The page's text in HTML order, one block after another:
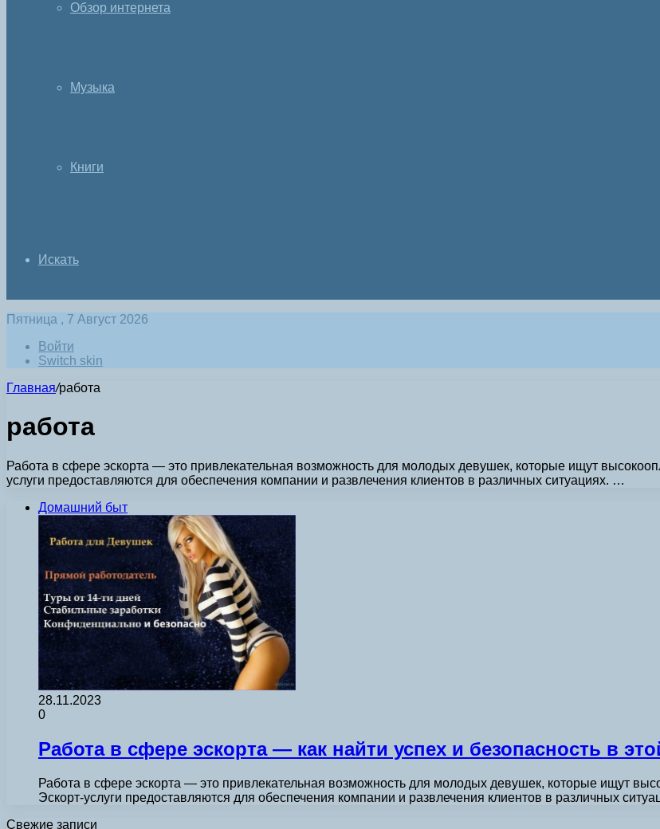
Обзор интернета
Музыка
Книги
Искать
Пятница , 7 Август 2026
Войти
Switch skin
Главная/работа
работа
Работа в сфере эскорта — это привлекательная возможность для молодых девушек, которые ищут
услуги предоставляются для обеспечения компании и развлечения клиентов в различных ситуациях. …
Домашний быт
28.11.2023
0
Работа в сфере эскорта — как найти успех и безопасность в
Работа в сфере эскорта — это привлекательная возможность для молодых девушек, которые ищут
Эскорт-услуги предоставляются для обеспечения компании и развлечения клиентов в различных
Свежие записи